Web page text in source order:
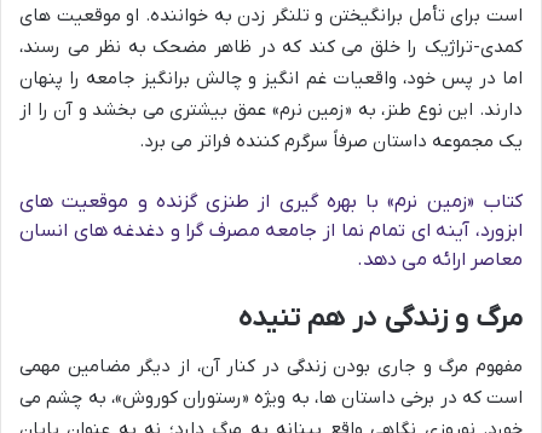
است برای تأمل برانگیختن و تلنگر زدن به خواننده. او موقعیت های
کمدی-تراژیک را خلق می کند که در ظاهر مضحک به نظر می رسند،
اما در پس خود، واقعیات غم انگیز و چالش برانگیز جامعه را پنهان
دارند. این نوع طنز، به «زمین نرم» عمق بیشتری می بخشد و آن را از
یک مجموعه داستان صرفاً سرگرم کننده فراتر می برد.
کتاب «زمین نرم» با بهره گیری از طنزی گزنده و موقعیت های
ابزورد، آینه ای تمام نما از جامعه مصرف گرا و دغدغه های انسان
معاصر ارائه می دهد.
مرگ و زندگی در هم تنیده
مفهوم مرگ و جاری بودن زندگی در کنار آن، از دیگر مضامین مهمی
است که در برخی داستان ها، به ویژه «رستوران کوروش»، به چشم می